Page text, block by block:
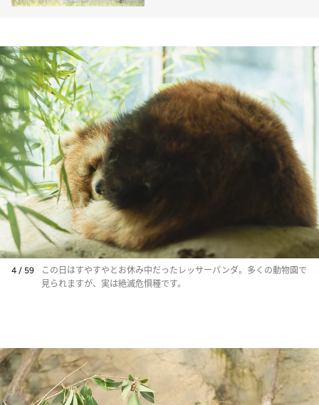
4 / 59
この日はすやすやとお休み中だったレッサーパンダ。多くの動物園で
見られますが、実は絶滅危惧種です。